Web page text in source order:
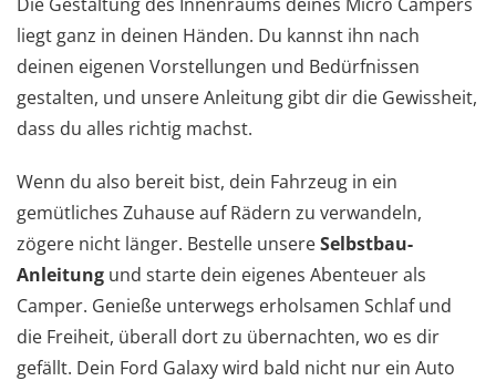
liegt ganz in deinen Händen. Du kannst ihn nach
deinen eigenen Vorstellungen und Bedürfnissen
gestalten, und unsere Anleitung gibt dir die Gewissheit,
dass du alles richtig machst.
Wenn du also bereit bist, dein Fahrzeug in ein
gemütliches Zuhause auf Rädern zu verwandeln,
zögere nicht länger. Bestelle unsereSelbstbau-
Anleitung und starte dein eigenes Abenteuer als
Camper. Genieße unterwegs erholsamen Schlaf und
die Freiheit, überall dort zu übernachten, wo es dir
gefällt. Dein Ford Galaxy wird bald nicht nur ein Auto